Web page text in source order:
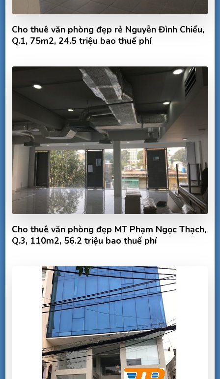
Cho thuê văn phòng đẹp rẻ Nguyễn Đình Chiểu,
Q.1, 75m2, 24.5 triệu bao thuế phí
Cho thuê văn phòng đẹp MT Phạm Ngọc Thạch,
Q.3, 110m2, 56.2 triệu bao thuế phí